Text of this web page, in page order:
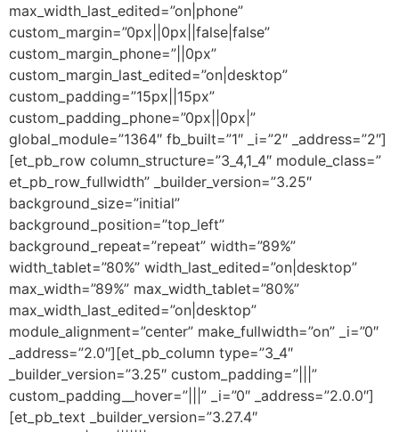
max_width_last_edited=”on|phone”
custom_margin=”0px||0px||false|false”
custom_margin_phone=”||0px”
custom_margin_last_edited=”on|desktop”
custom_padding=”15px||15px”
custom_padding_phone=”0px||0px|”
global_module=”1364″ fb_built=”1″ _i=”2″ _address=”2″]
[et_pb_row column_structure=”3_4,1_4″ module_class=”
et_pb_row_fullwidth” _builder_version=”3.25″
background_size=”initial”
background_position=”top_left”
background_repeat=”repeat” width=”89%”
width_tablet=”80%” width_last_edited=”on|desktop”
max_width=”89%” max_width_tablet=”80%”
max_width_last_edited=”on|desktop”
module_alignment=”center” make_fullwidth=”on” _i=”0″
_address=”2.0″][et_pb_column type=”3_4″
_builder_version=”3.25″ custom_padding=”|||”
custom_padding__hover=”|||” _i=”0″ _address=”2.0.0″]
[et_pb_text _builder_version=”3.27.4″